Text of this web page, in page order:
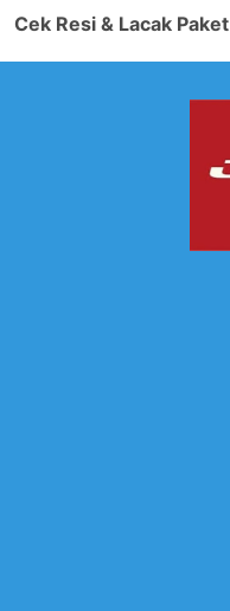
Cek Resi & Lacak Paket